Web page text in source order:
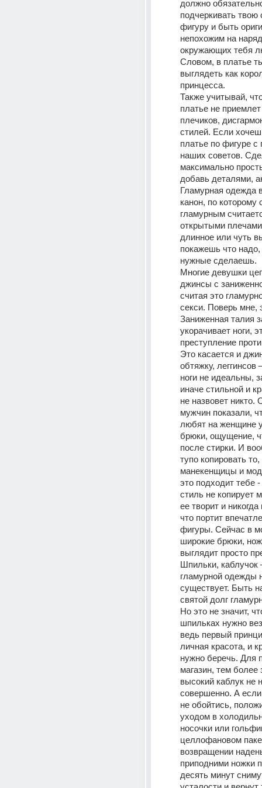
должно
подчеркивать твою
фигуру и быть
непохожим на
окружающих тебя
Словом, в платье
выглядеть как
принцесса.
Также учитывай,
платье не
плечиков,
стилей. Если
платье по фигуре
наших советов.
максимально
добавь деталями,
Гламурная одежда
канон, по
гламурным
открытыми
длинное или чуть
покажешь что
нужные сделаешь.
Многие девушки
джинсы с
считая это
секси. Поверь мне,
Заниженная талия
укорачивает ноги,
преступление
Это касается и
обтяжку, леггинсов
ноги не идеальны,
иначе стильной и
не назвовет никто.
мужчин показали,
любят на женщине
брюки, ощущение,
после стирки. И
тупо копировать
манекенщицы и
это подходит тебе
стиль не копирует
ее творит и
что портит
фигуры. Сейчас в
широкие брюки,
выглядит просто
Шпильки, каблучок
гламурной одежды
существует. Быть
святой долг
Но это не значит,
шпильках нужно
ведь первый
личная красота, и
нужно беречь. Для
магазин, тем более
высокий каблук не
совершенно. А
не обойтись,
уходом в
носочки или
целлофановом
возвращении
приподними ножки
десять минут